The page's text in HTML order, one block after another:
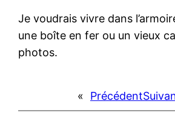
Je voudrais vivre dans
une boîte en fer ou un vieux
photos.
« Précédent